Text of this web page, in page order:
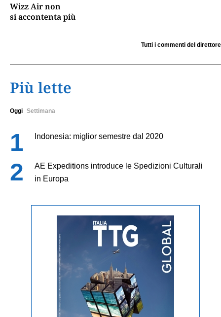
Wizz Air non
si accontenta più
Tutti i commenti del direttore
Più lette
Oggi Settimana
Indonesia: miglior semestre dal 2020
AE Expeditions introduce le Spedizioni Culturali
in Europa